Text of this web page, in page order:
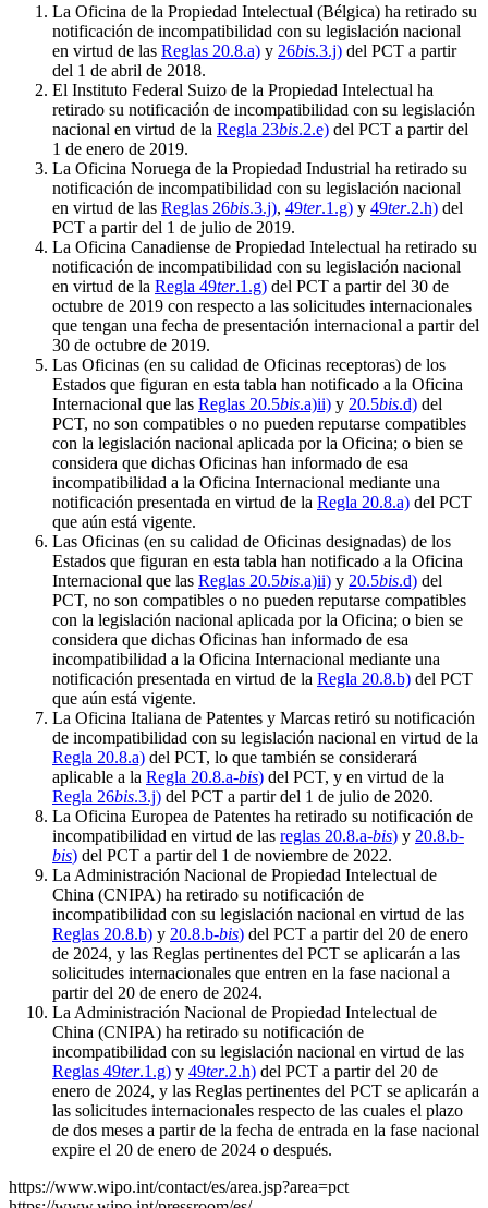
La Oficina de la Propiedad Intelectual (Bélgica) ha retirado su
notificación de incompatibilidad con su legislación nacional
en virtud de las Reglas 20.8.a) y 26bis.3.j) del PCT a partir
del 1 de abril de 2018.
El Instituto Federal Suizo de la Propiedad Intelectual ha
retirado su notificación de incompatibilidad con su legislación
nacional en virtud de la Regla 23bis.2.e) del PCT a partir del
1 de enero de 2019.
La Oficina Noruega de la Propiedad Industrial ha retirado su
notificación de incompatibilidad con su legislación nacional
en virtud de las Reglas 26bis.3.j), 49ter.1.g) y 49ter.2.h) del
PCT a partir del 1 de julio de 2019.
La Oficina Canadiense de Propiedad Intelectual ha retirado su
notificación de incompatibilidad con su legislación nacional
en virtud de la Regla 49ter.1.g) del PCT a partir del 30 de
octubre de 2019 con respecto a las solicitudes internacionales
que tengan una fecha de presentación internacional a partir del
30 de octubre de 2019.
Las Oficinas (en su calidad de Oficinas receptoras) de los
Estados que figuran en esta tabla han notificado a la Oficina
Internacional que las Reglas 20.5bis.a)ii) y 20.5bis.d) del
PCT, no son compatibles o no pueden reputarse compatibles
con la legislación nacional aplicada por la Oficina; o bien se
considera que dichas Oficinas han informado de esa
incompatibilidad a la Oficina Internacional mediante una
notificación presentada en virtud de la Regla 20.8.a) del PCT
que aún está vigente.
Las Oficinas (en su calidad de Oficinas designadas) de los
Estados que figuran en esta tabla han notificado a la Oficina
Internacional que las Reglas 20.5bis.a)ii) y 20.5bis.d) del
PCT, no son compatibles o no pueden reputarse compatibles
con la legislación nacional aplicada por la Oficina; o bien se
considera que dichas Oficinas han informado de esa
incompatibilidad a la Oficina Internacional mediante una
notificación presentada en virtud de la Regla 20.8.b) del PCT
que aún está vigente.
La Oficina Italiana de Patentes y Marcas retiró su notificación
de incompatibilidad con su legislación nacional en virtud de la
Regla 20.8.a) del PCT, lo que también se considerará
aplicable a la Regla 20.8.a-bis) del PCT, y en virtud de la
Regla 26bis.3.j) del PCT a partir del 1 de julio de 2020.
La Oficina Europea de Patentes ha retirado su notificación de
incompatibilidad en virtud de las reglas 20.8.a-bis) y 20.8.b-
bis) del PCT a partir del 1 de noviembre de 2022.
La Administración Nacional de Propiedad Intelectual de
China (CNIPA) ha retirado su notificación de
incompatibilidad con su legislación nacional en virtud de las
Reglas 20.8.b) y 20.8.b-bis) del PCT a partir del 20 de enero
de 2024, y las Reglas pertinentes del PCT se aplicarán a las
solicitudes internacionales que entren en la fase nacional a
partir del 20 de enero de 2024.
La Administración Nacional de Propiedad Intelectual de
China (CNIPA) ha retirado su notificación de
incompatibilidad con su legislación nacional en virtud de las
Reglas 49ter.1.g) y 49ter.2.h) del PCT a partir del 20 de
enero de 2024, y las Reglas pertinentes del PCT se aplicarán a
las solicitudes internacionales respecto de las cuales el plazo
de dos meses a partir de la fecha de entrada en la fase nacional
expire el 20 de enero de 2024 o después.
https://www.wipo.int/contact/es/area.jsp?area=pct